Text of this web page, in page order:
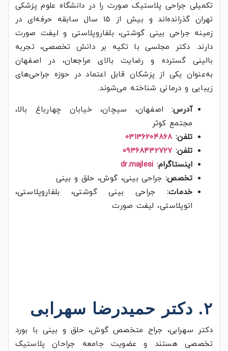
تکمیلی جراحی پلاستیک صورت را در دانشگاه علوم پزشکی
تهران گذرانده‌اند و بیش از ۱۵ سال سابقه حرفه‌ای در
زمینه جراحی بینی گوشتی، بلفاروپلاستی و لیفت صورت
دارند. دکتر مجلسی با تکیه بر دانش تخصصی، تجربه
بالینی گسترده و رضایت بالای مراجعان، در اصفهان
به‌عنوان یکی از پزشکان قابل اعتماد در حوزه جراحی‌های
زیبایی و درمانی شناخته می‌شوند.
آدرس:اصفهان، سیچان، خیابان چهارباغ بالا،
مجتمع کوثر
تلفن: ۰۳۱۳۶۲۰۴۸۶۸
تلفن: ۰۹۳۶۸۴۳۲۷۲۷
اینستاگرام: dr.majlesi
تخصص:جراحی بینی، گوش، حلق و بینی
خدمات: جراحی بینی گوشتی، بلفاروپلاستی،
اتوپلاستی، لیفت صورت
۲. دکتر حمیدرضا سهرابی
دکتر سهرابی، جراح متخصص گوش، حلق و بینی با بورد
تخصصی هستند و عضویت جامعه جراحان پلاستیک